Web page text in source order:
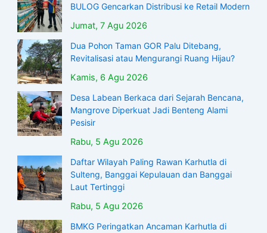
BULOG Gencarkan Distribusi ke Retail Modern
Jumat, 7 Agu 2026
Dua Pohon Taman GOR Palu Ditebang,
Revitalisasi atau Mengurangi Ruang Hijau?
Kamis, 6 Agu 2026
Desa Labean Berkaca dari Sejarah Bencana,
Mangrove Diperkuat Jadi Benteng Alami
Pesisir
Rabu, 5 Agu 2026
Daftar Wilayah Paling Rawan Karhutla di
Sulteng, Banggai Kepulauan dan Banggai
Laut Tertinggi
Rabu, 5 Agu 2026
BMKG Peringatkan Ancaman Karhutla di